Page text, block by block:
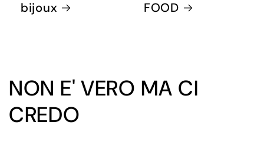
bijoux FOOD
NON E' VERO MA CI
CREDO